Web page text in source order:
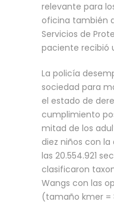
relevante para
oficina también
Servicios de
paciente recibió
La policía
sociedad para
el estado de
cumplimiento
mitad de los
diez niños con
las 20.554.921
clasificaron
Wangs con las
(tamaño kmer =